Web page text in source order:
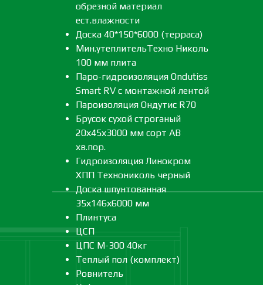
обрезной материал
ест.влажности
Доска 40*150*6000 (терраса)
Мин.утеплительТехно Николь
100 мм плита
Паро-гидроизоляция Ondutiss
Smart RV с монтажной лентой
Пароизоляция Ондутис R70
Брусок сухой строганый
20х45х3000 мм сорт АВ
хв.пор.
Гидроизоляция Линокром
ХПП Технониколь черный
Доска шпунтованная
35х146х6000 мм
Плинтуса
ЦСП
ЦПС М-300 40кг
Теплый пол (комплект)
Ровнитель